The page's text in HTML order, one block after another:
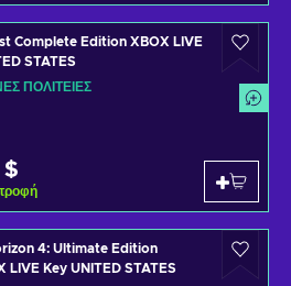
Complete Edition XBOX LIVE
STATES
ΠΟΛΙΤΕΊΕΣ
$
4: Ultimate Edition
LIVE Key UNITED STATES